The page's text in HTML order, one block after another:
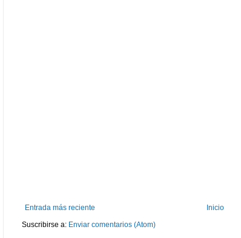
Entrada más reciente
Inicio
Suscribirse a: Enviar comentarios (Atom)